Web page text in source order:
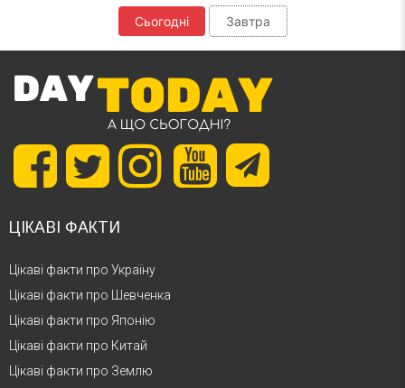
Сьогодні Завтра
ЦІКАВІ ФАКТИ
Цікаві факти про Україну
Цікаві факти про Шевченка
Цікаві факти про Японію
Цікаві факти про Китай
Цікаві факти про Землю